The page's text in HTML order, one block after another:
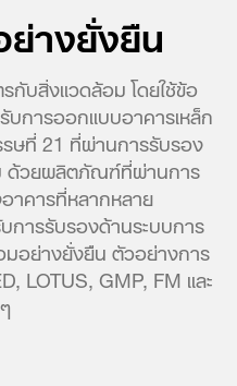
างยั่งยืน
กับสิ่งแวดล้อม โดยใช้ข้อ
การออกแบบอาคารเหล็ก
ษที่ 21 ที่ผ่านการรับรอง
ด้วยผลิตภัณฑ์ที่ผ่านการ
าคารที่หลากหลาย
บการรับรองด้านระบบการ
อย่างยั่งยืน ตัวอย่างการ
LOTUS, GMP, FM และ